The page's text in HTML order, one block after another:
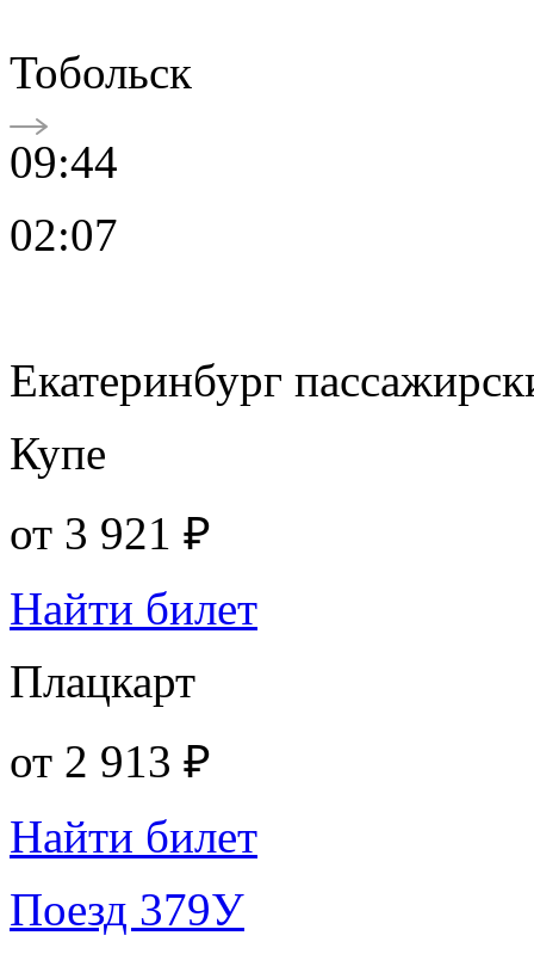
Тобольск
09:44
02:07
Екатеринбург
Купе
от 3 921 ₽
Найти билет
Плацкарт
от 2 913 ₽
Найти билет
Поезд 379У